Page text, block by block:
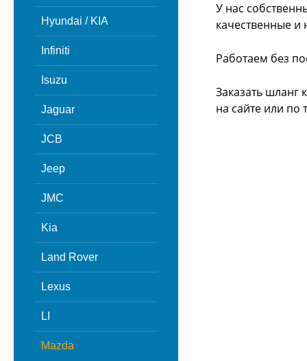
Hyundai / KIA
Infiniti
Isuzu
Jaguar
JCB
Jeep
JMC
Kia
Land Rover
Lexus
LI
Mazda
У нас
качественные и
Работаем без
Заказать шланг
на сайте или по